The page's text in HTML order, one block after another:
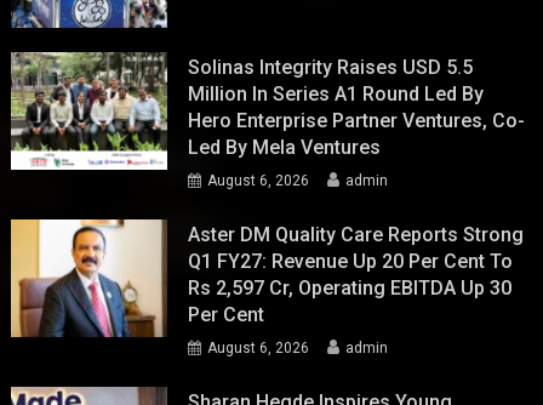
Solinas Integrity Raises USD 5.5
Million In Series A1 Round Led By
Hero Enterprise Partner Ventures, Co-
Led By Mela Ventures
August 6, 2026 admin
Aster DM Quality Care Reports Strong
Q1 FY27: Revenue Up 20 Per Cent To
Rs 2,597 Cr, Operating EBITDA Up 30
Per Cent
August 6, 2026 admin